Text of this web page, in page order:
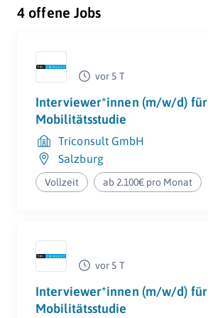
4 offene Jobs
vor 5 T
Interviewer*innen (m/w/d) für
Mobilitätsstudie
Triconsult GmbH
Salzburg
Vollzeit ab 2.100€ pro Monat
vor 5 T
Interviewer*innen (m/w/d) für
Mobilitätsstudie